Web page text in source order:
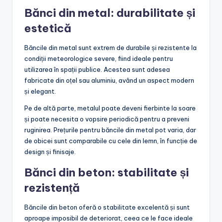
Bănci din metal: durabilitate și
estetică
Băncile din metal sunt extrem de durabile și rezistente la
condiții meteorologice severe, fiind ideale pentru
utilizarea în spații publice. Acestea sunt adesea
fabricate din oțel sau aluminiu, având un aspect modern
și elegant.
Pe de altă parte, metalul poate deveni fierbinte la soare
și poate necesita o vopsire periodică pentru a preveni
ruginirea. Prețurile pentru băncile din metal pot varia, dar
de obicei sunt comparabile cu cele din lemn, în funcție de
design și finisaje.
Bănci din beton: stabilitate și
rezistență
Băncile din beton oferă o stabilitate excelentă și sunt
aproape imposibil de deteriorat, ceea ce le face ideale